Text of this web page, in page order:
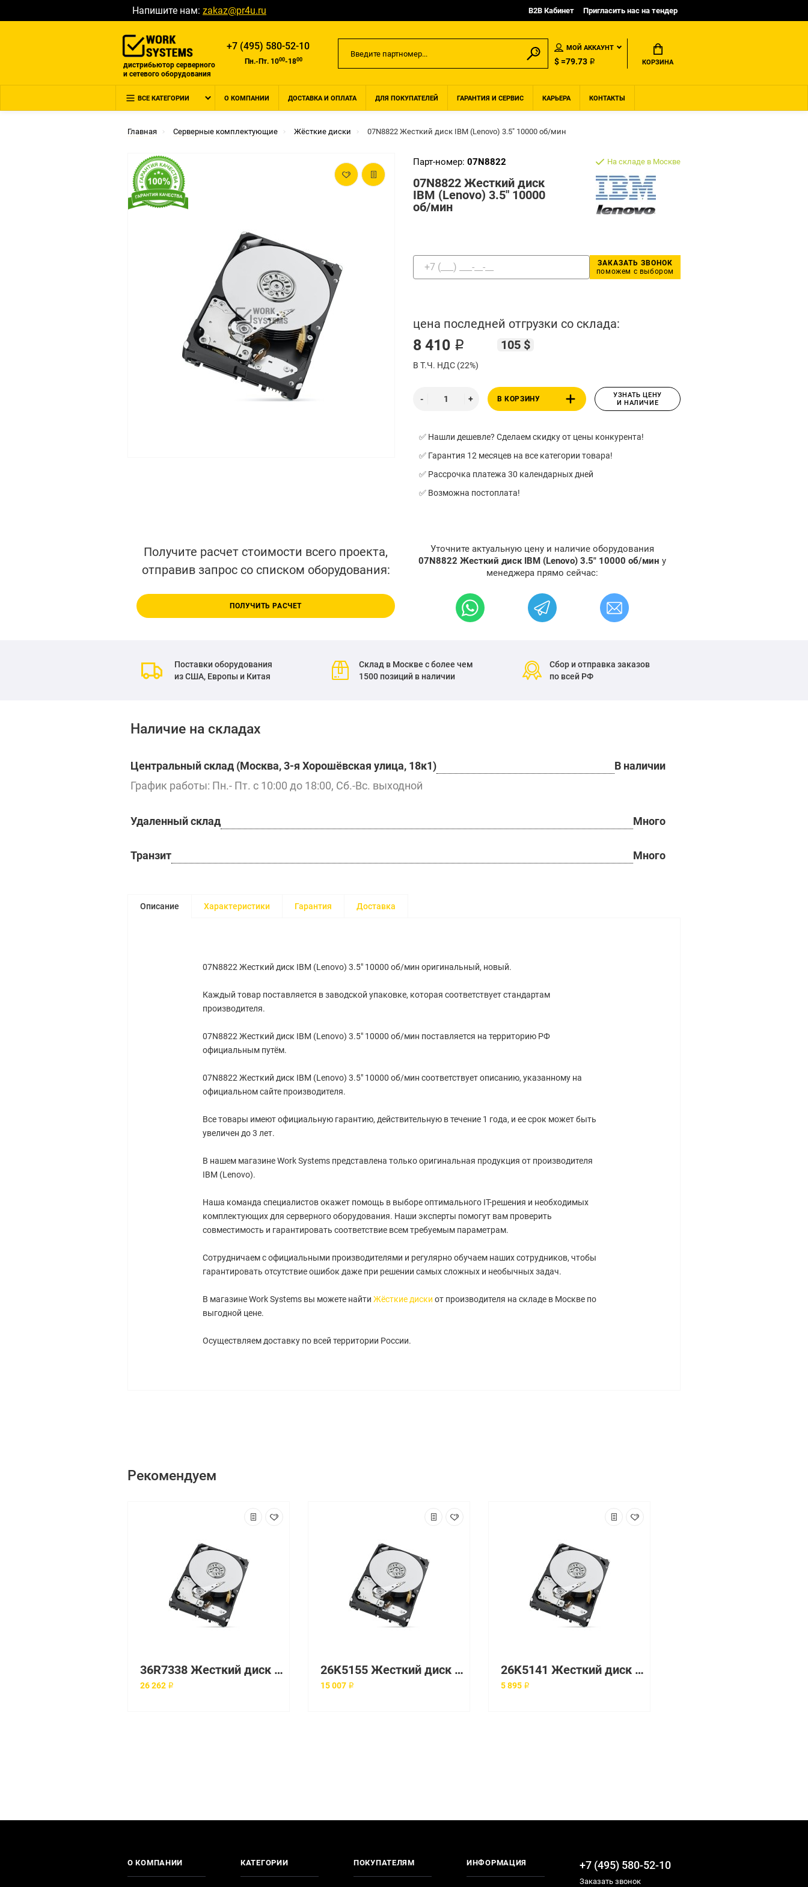
Напишите нам: zakaz@pr4u.ru B2B Кабинет Пригласить нас на тендер
дистрибьютор серверного
и сетевого оборудования
+7 (495) 580-52-10
Пн.-Пт. 1000-1800
МОЙ АККАУНТ
$ =79.73 ₽ КОРЗИНА
ВСЕ КАТЕГОРИИ О КОМПАНИИ ДОСТАВКА И ОПЛАТА ДЛЯ ПОКУПАТЕЛЕЙ ГАРАНТИЯ И СЕРВИС КАРЬЕРА КОНТАКТЫ
Главная Серверные комплектующие Жёсткие диски 07N8822 Жесткий диск IBM (Lenovo) 3.5" 10000 об/мин
Парт-номер: 07N8822
07N8822 Жесткий диск
IBM (Lenovo) 3.5" 10000
об/мин
На складе в Москве
ЗАКАЗАТЬ ЗВОНОК
поможем с выбором
цена последней отгрузки со склада:
8 410 ₽ 105 $
В Т.Ч. НДС (22%)
В КОРЗИНУ
УЗНАТЬ ЦЕНУ
И НАЛИЧИЕ
✅ Нашли дешевле? Сделаем скидку от цены конкурента!
✅ Гарантия 12 месяцев на все категории товара!
✅ Рассрочка платежа 30 календарных дней
✅ Возможна постоплата!
Получите расчет стоимости всего проекта,
отправив запрос со списком оборудования:
ПОЛУЧИТЬ РАСЧЕТ
Уточните актуальную цену и наличие оборудования
07N8822 Жесткий диск IBM (Lenovo) 3.5" 10000 об/мин у
менеджера прямо сейчас:
Поставки оборудования
из США, Европы и Китая
Склад в Москве с более чем
1500 позиций в наличии
Сбор и отправка заказов
по всей РФ
Наличие на складах
Центральный склад (Москва, 3-я Хорошёвская улица, 18к1)
В наличии
График работы: Пн.- Пт. с 10:00 до 18:00, Сб.-Вс. выходной
Удаленный склад Много
Транзит Много
Описание Характеристики Гарантия Доставка
07N8822 Жесткий диск IBM (Lenovo) 3.5" 10000 об/мин оригинальный, новый.
Каждый товар поставляется в заводской упаковке, которая соответствует стандартам
производителя.
07N8822 Жесткий диск IBM (Lenovo) 3.5" 10000 об/мин поставляется на территорию РФ
официальным путём.
07N8822 Жесткий диск IBM (Lenovo) 3.5" 10000 об/мин cоответствует описанию, указанному на
официальном сайте производителя.
Все товары имеют официальную гарантию, действительную в течение 1 года, и ее срок может быть
увеличен до 3 лет.
В нашем магазине Work Systems представлена только оригинальная продукция от производителя
IBM (Lenovo).
Наша команда специалистов окажет помощь в выборе оптимального IT-решения и необходимых
комплектующих для серверного оборудования. Наши эксперты помогут вам проверить
совместимость и гарантировать соответствие всем требуемым параметрам.
Сотрудничаем с официальными производителями и регулярно обучаем наших сотрудников, чтобы
гарантировать отсутствие ошибок даже при решении самых сложных и необычных задач.
В магазине Work Systems вы можете найти Жёсткие диски от производителя на складе в Москве по
выгодной цене.
Осуществляем доставку по всей территории России.
Рекомендуем
36R7338 Жесткий диск IBM (Lenovo)
26 262 ₽
26K5155 Жесткий диск IBM (Lenovo) 3.5" 10000 об/мин
15 007 ₽
26K5141 Жесткий диск IBM (Lenovo) 3.5" 15000 об/мин
5 895 ₽
О КОМПАНИИ КАТЕГОРИИ ПОКУПАТЕЛЯМ ИНФОРМАЦИЯ +7 (495) 580-52-10
Заказать звонок